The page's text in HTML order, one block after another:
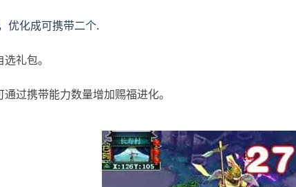
优化成可携带二个.
礼包。
过携带能力数量增加赐福进化。